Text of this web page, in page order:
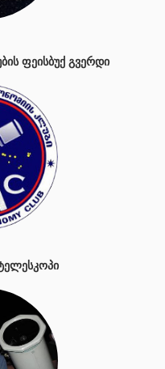
ᲤᲔᲘᲡᲑᲣᲥ ᲒᲕᲔᲠᲓᲘ